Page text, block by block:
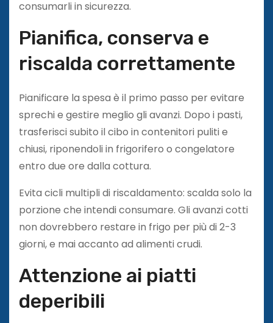
consumarli in sicurezza.
Pianifica, conserva e
riscalda correttamente
Pianificare la spesa è il primo passo per evitare
sprechi e gestire meglio gli avanzi. Dopo i pasti,
trasferisci subito il cibo in contenitori puliti e
chiusi, riponendoli in frigorifero o congelatore
entro due ore dalla cottura.
Evita cicli multipli di riscaldamento: scalda solo la
porzione che intendi consumare. Gli avanzi cotti
non dovrebbero restare in frigo per più di 2-3
giorni, e mai accanto ad alimenti crudi.
Attenzione ai piatti
deperibili